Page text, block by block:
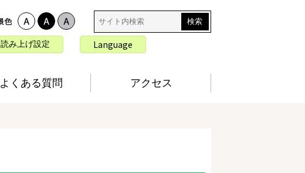
サ
イ
ト
内
読み上げ設定
言
語
Language
よくある質問 アクセス